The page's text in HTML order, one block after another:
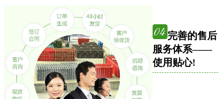
完善的售后
服务体系——
使用贴心!